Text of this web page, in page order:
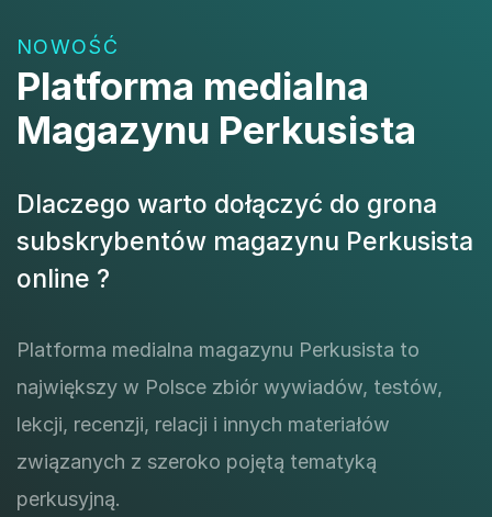
NOWOŚĆ
Platforma medialna
Magazynu Perkusista
Dlaczego warto dołączyć do grona
subskrybentów magazynu Perkusista
online ?
Platforma medialna magazynu Perkusista to
największy w Polsce zbiór wywiadów, testów,
lekcji, recenzji, relacji i innych materiałów
związanych z szeroko pojętą tematyką
perkusyjną.